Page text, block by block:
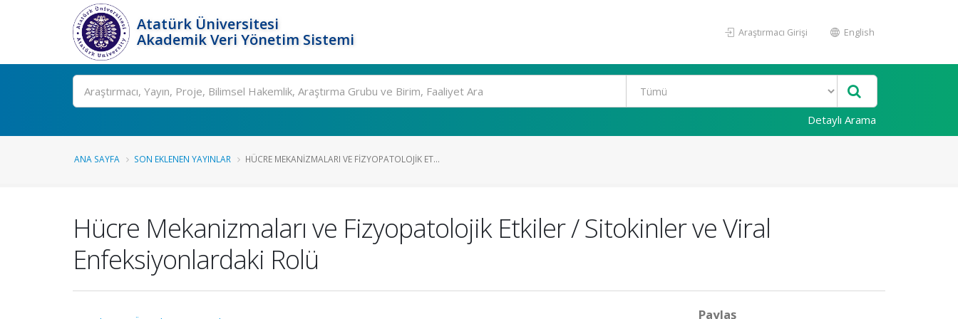
Atatürk Üniversitesi
Akademik Veri Yönetim Sistemi
Araştırmacı Girişi English
Ara
Detaylı Arama
ANA SAYFA SON EKLENEN YAYINLAR HÜCRE MEKANIZMALARI VE FIZYOPATOLOJIK ET...
Hücre Mekanizmaları ve Fizyopatolojik Etkiler / Sitokinler ve Viral
Enfeksiyonlardaki Rolü
Paylaş